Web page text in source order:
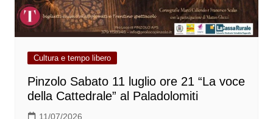
Cultura e tempo libero
Pinzolo Sabato 11 luglio ore 21 “La voce
della Cattedrale” al Paladolomiti
11/07/2026